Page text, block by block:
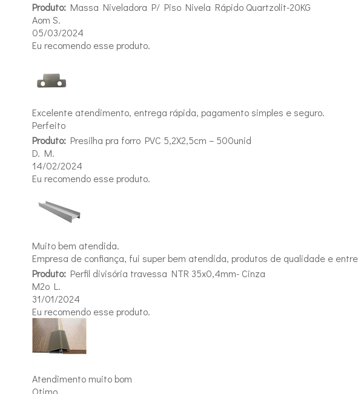
Produto:Massa Niveladora P/ Piso Nivela Rápido Quartzolit-20KG
Aom S.
05/03/2024
Eu recomendo esse produto.
Excelente atendimento, entrega rápida, pagamento simples e seguro.
Perfeito
Produto:Presilha pra forro PVC 5,2X2,5cm – 500unid
D. M.
14/02/2024
Eu recomendo esse produto.
Muito bem atendida.
Empresa de confiança, fui super bem atendida, produtos de qualidade e
Produto:Perfil divisória travessa NTR 35x0,4mm- Cinza
M2o L.
31/01/2024
Eu recomendo esse produto.
Atendimento muito bom